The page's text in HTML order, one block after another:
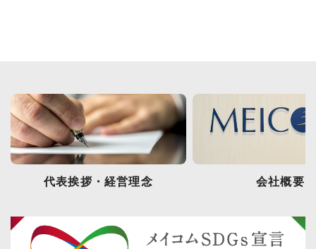
代表挨拶・経営理念 会社概要